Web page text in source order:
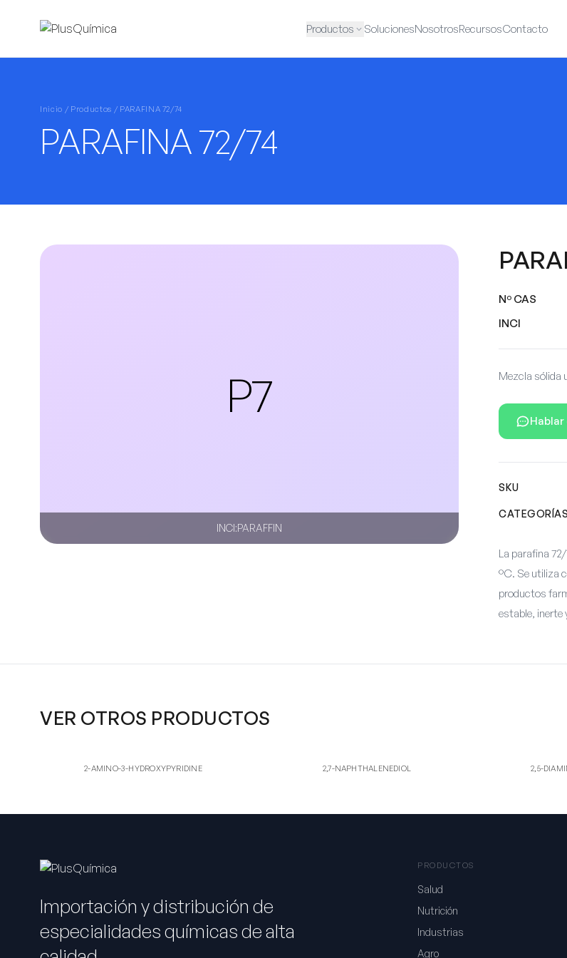
Productos SolucionesNosotrosRecursosContacto
Inicio / Productos / PARAFINA 72/74
PARAFINA 72/74
P7
INCI:PARAFFIN
Nº CAS
INCI
Mezcla sólida
SKU
CATEGORÍAS
La parafina
°C. Se utiliza
productos
estable, inerte
VER OTROS PRODUCTOS
2-AM
2-AMINO-3-HYDROXYPYRIDINE 2,7-
2,7-NAPHTHALENEDIOL 2S
2,5-
Importación y distribución de
especialidades químicas de alta
PRODUCTOS
Salud
Nutrición
Industrias
Agro